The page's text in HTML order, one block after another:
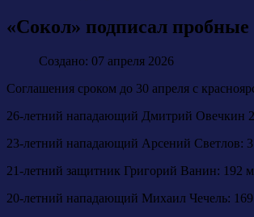
«Сокол» подписал
Создано: 07 апреля 2026
Соглашения сроком до 30 апреля с
26-летний нападающий Дмитрий Овечкин
23-летний нападающий Арсений Светлов:
21-летний защитник Григорий Ванин: 192
20-летний нападающий Михаил Чечель: